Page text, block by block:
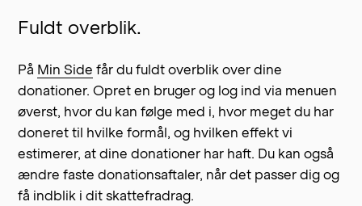
Fuldt overblik.
På Min Side får du fuldt overblik over dine
donationer. Opret en bruger og log ind via menuen
øverst, hvor du kan følge med i, hvor meget du har
doneret til hvilke formål, og hvilken effekt vi
estimerer, at dine donationer har haft. Du kan også
ændre faste donationsaftaler, når det passer dig og
få indblik i dit skattefradrag.